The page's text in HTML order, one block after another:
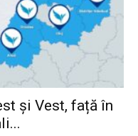
și Vest, față în